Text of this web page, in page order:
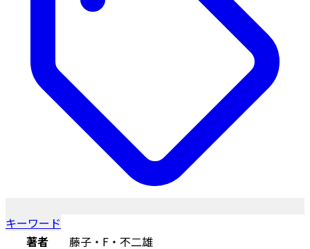
キーワード
著者
藤子・F・不二雄